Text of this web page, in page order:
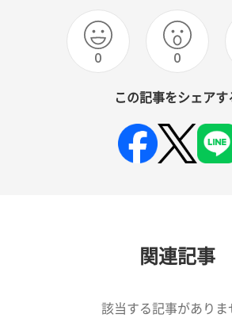
0 0
この記事をシェアす
関連記事
該当する記事がありま